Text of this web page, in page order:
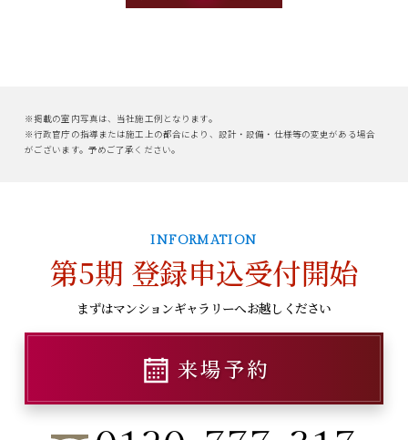
※掲載の室内写真は、当社施工例となります。
※行政官庁の指導または施工上の都合により、設計・設備・仕様等の変更がある場合
がございます。予めご了承ください。
INFORMATION
第5期 登録申込受付開始
まずはマンションギャラリーへお越しください
来場予約